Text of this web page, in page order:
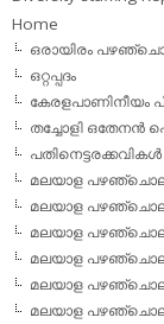
Home
ഒരായിരം
ഒറ്റപ്പദം
കേരളപാണിനീയം
തച്ചോളി ഒതേനൻ
പതിനെട്ടരക്കവികള്‍
മലയാള
മലയാള
മലയാള
മലയാള
മലയാള
മലയാള